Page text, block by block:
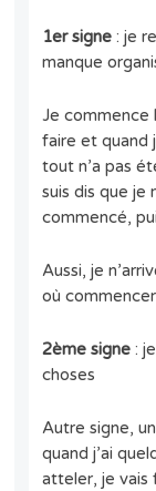
1er signe: je
manque
Je commence
faire et quand
tout n’a pas
suis dis que je
commencé,
Aussi, je
où
2ème signe :
choses
Autre signe,
quand j’ai
atteler, je vais